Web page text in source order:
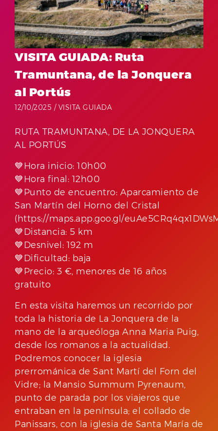
VISITA GUIADA: Ruta
Tramuntana, de la Jonquera
al Portús
12/10/2025 / VISITA GUIADA
RUTA TRAMUNTANA, DE LA JONQUERA
AL PORTÚS
💙Hora inicio: 10h00
💙Hora final: 12h00
💙Punto de encuentro: Aparcamiento de
San Martín del Horno del Cristal
(https://maps.app.goo.gl/
💙Distancia: 5 km
💙Desnivel: 192 m
💙Dificultad: baja
💙Precio: 3 €, menores de 16 años
gratuito
En esta visita haremos un recorrido por
toda la historia de La Jonquera de la
mano de la arqueóloga Anna Maria Puig,
desde los romanos a la actualidad.
Podremos conocer la iglesia
prerrománica de Sant Martí del Forn del
Vidre; la Mansio Summum Pyrenaum,
punto de parada por los viajeros que
entraban en la península; el collado de
Panissars, con la iglesia de Santa María de